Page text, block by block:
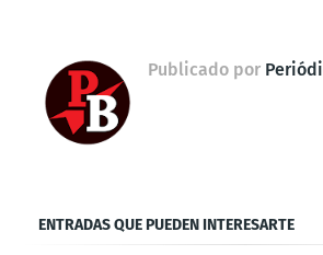
Publicado por
ENTRADAS QUE PUEDEN INTERESARTE